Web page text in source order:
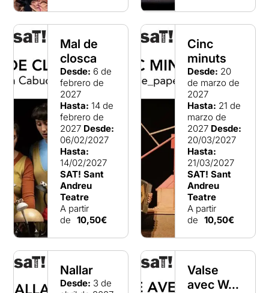
Mal de
closca
Desde: 6 de
febrero de
2027
Hasta: 14 de
febrero de
2027 Desde:
06/02/2027
Hasta:
14/02/2027
SAT! Sant
Andreu
Teatre
A partir
de 10,50€
Cinc
minuts
Desde: 20
de marzo de
2027
Hasta: 21 de
marzo de
2027 Desde:
20/03/2027
Hasta:
21/03/2027
SAT! Sant
Andreu
Teatre
A partir
de 10,50€
Nallar
Desde: 3 de
Valse
avec W...